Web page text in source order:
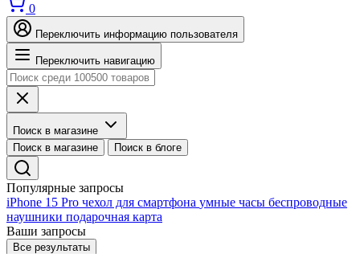
0
Переключить информацию пользователя
Переключить навигацию
Поиск в магазине
Поиск в магазине
Поиск в блоге
Популярные запросы
iPhone 15 Pro чехол для смартфона умные часы беспроводные
наушники подарочная карта
Ваши запросы
Все результаты